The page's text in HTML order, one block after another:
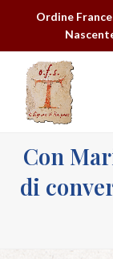
Ordine
Con
di